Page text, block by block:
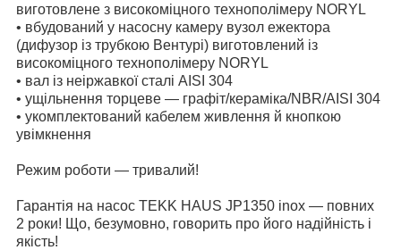
виготовлене з високоміцного технополімеру NORYL
• вбудований у насосну камеру вузол ежектора
(дифузор із трубкою Вентурі) виготовлений із
високоміцного технополімеру NORYL
• вал із неіржавкої сталі AISI 304
• ущільнення торцеве — графіт/кераміка/NBR/AISI 304
• укомплектований кабелем живлення й кнопкою
увімкнення
Режим роботи — тривалий!
Гарантія на насос TEKK HAUS JP1350 inox — повних
2 роки! Що, безумовно, говорить про його надійність і
якість!